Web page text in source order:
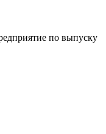
по выпуску